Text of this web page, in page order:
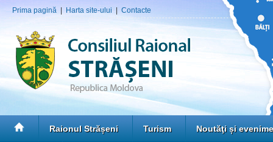
Prima pagină Harta site-ului Contacte
Raionul Strășeni Turism Noutăţi și